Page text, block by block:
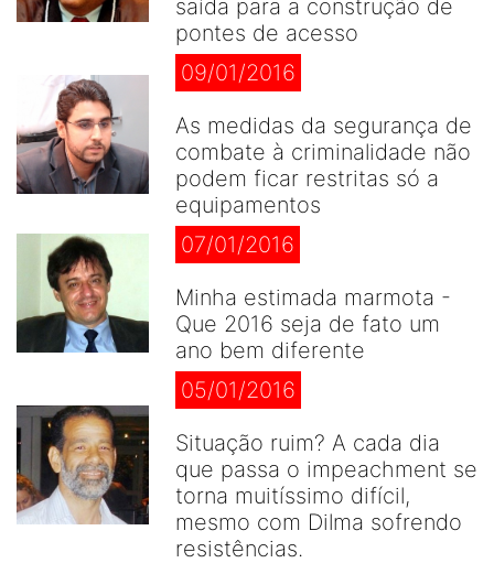
saída para a construção de
pontes de acesso
09/01/2016
As medidas da segurança de
combate à criminalidade não
podem ficar restritas só a
equipamentos
07/01/2016
Minha estimada marmota -
Que 2016 seja de fato um
ano bem diferente
05/01/2016
Situação ruim? A cada dia
que passa o impeachment se
torna muitíssimo difícil,
mesmo com Dilma sofrendo
resistências.